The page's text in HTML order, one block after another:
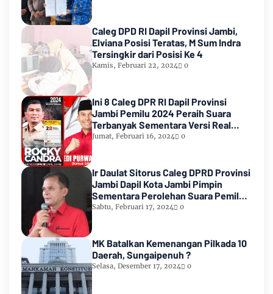
Caleg DPD RI Dapil Provinsi Jambi,
Elviana Posisi Teratas, M Sum Indra
Tersingkir dari Posisi Ke 4
Kamis, Februari 22, 2024 0
Ini 8 Caleg DPR RI Dapil Provinsi
Jambi Pemilu 2024 Peraih Suara
Terbanyak Sementara Versi Real
Count KPU RI
Jumat, Februari 16, 2024 0
Ir Daulat Sitorus Caleg DPRD Provinsi
Jambi Dapil Kota Jambi Pimpin
Sementara Perolehan Suara Pemilu
2024
Sabtu, Februari 17, 2024 0
MK Batalkan Kemenangan Pilkada 10
Daerah, Sungaipenuh ?
Selasa, Desember 17, 2024 0